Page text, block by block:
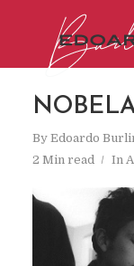
By Edoardo
2 Min read
In